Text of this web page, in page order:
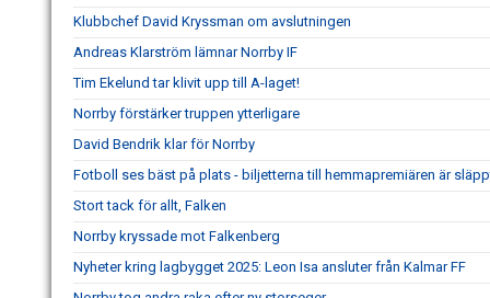
Klubbchef David Kryssman om avslutningen
Andreas Klarström lämnar Norrby IF
Tim Ekelund tar klivit upp till A-laget!
Norrby förstärker truppen ytterligare
David Bendrik klar för Norrby
Fotboll ses bäst på plats - biljetterna till hemmapremiären är
Stort tack för allt, Falken
Norrby kryssade mot Falkenberg
Nyheter kring lagbygget 2025: Leon Isa ansluter från Kalmar FF